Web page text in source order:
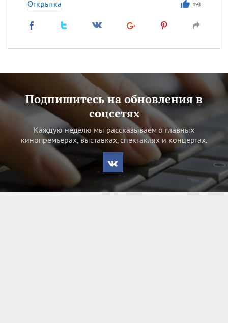
Открытка 193
Подпишитесь на обновления в
соцсетях
Каждую неделю мы рассказываем о главных
кинопремьерах, выставках, спектаклях и концертах.